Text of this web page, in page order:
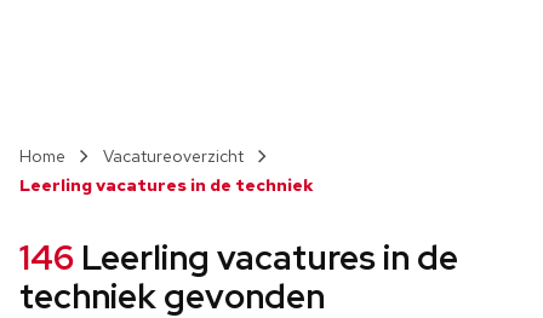
Vacatureoverzicht
Leerling vacatures in de techniek
146 Leerling vacatures in de
techniek gevonden